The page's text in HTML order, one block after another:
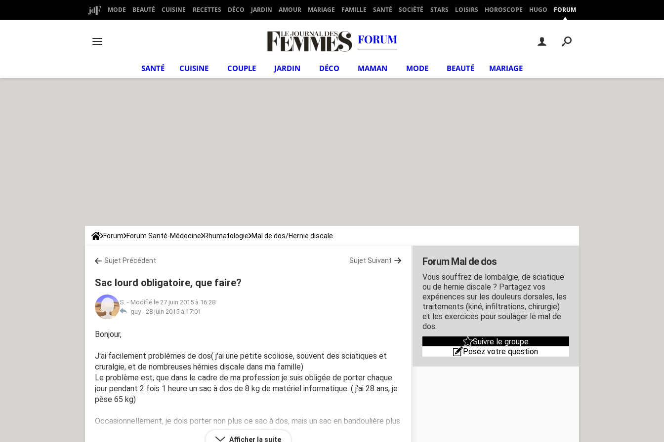
MODE BEAUTÉ CUISINE RECETTES DÉCO JARDIN AMOUR MARIAGE FAMILLE SANTÉ SOCIÉTÉ STARS LOISIRS HOROSCOPE HUGO FORUM
FORUM
SANTÉ CUISINE COUPLE JARDIN DÉCO MAMAN MODE BEAUTÉ MARIAGE
Forum Forum Santé-Médecine Rhumatologie Mal de dos/Hernie discale
Sujet Précédent Sujet Suivant
Sac lourd obligatoire, que faire?
S. - Modifié le 27 juin 2015 à 16:28
guy - 28 juin 2015 à 17:01
Bonjour,
J'ai facilement problèmes de dos( j'ai une petite scoliose, souvent des sciatiques et
cruralgie, et de nombreuses hérnies discale dans ma famille)
Le problème est, que dans le cadre de ma profession je suis obligée de porter chaque
jour pendant 2 fois 1 heure un sac à dos de 8 kg de matériel informatique. ( j'ai 28 ans, je
pèse 65 kg)
Occasionnellement, je dois porter non plus ce sac à dos, mais un sac en bandoulière plus
élégant (de poids équivalent) et des chaussure à talons (6 cm).
Afficher la suite
Forum Mal de dos
Vous souffrez de lombalgie, de sciatique
ou de hernie discale ? Partagez vos
expériences sur les douleurs dorsales, les
traitements (kiné, infiltrations, chirurgie)
et les exercices pour soulager le mal de
dos.
Suivre le groupe
Posez votre question